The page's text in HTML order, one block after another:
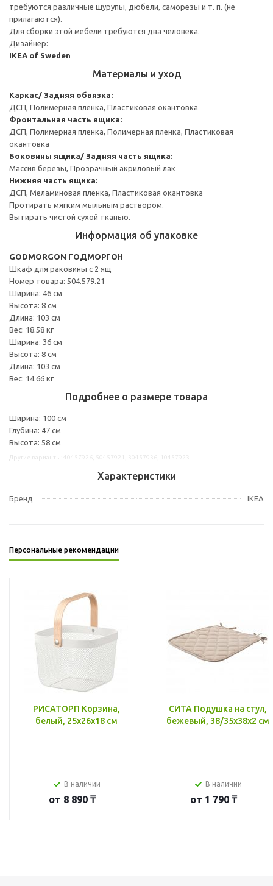
требуются различные шурупы, дюбели, саморезы и т. п. (не
прилагаются).
Для сборки этой мебели требуются два человека.
Дизайнер:
IKEA of Sweden
Материалы и уход
Каркас/ Задняя обвязка:
ДСП, Полимерная пленка, Пластиковая окантовка
Фронтальная часть ящика:
ДСП, Полимерная пленка, Полимерная пленка, Пластиковая
окантовка
Боковины ящика/ Задняя часть ящика:
Массив березы, Прозрачный акриловый лак
Нижняя часть ящика:
ДСП, Меламиновая пленка, Пластиковая окантовка
Протирать мягким мыльным раствором.
Вытирать чистой сухой тканью.
Информация об упаковке
GODMORGON ГОДМОРГОН
Шкаф для раковины с 2 ящ
Номер товара: 504.579.21
Ширина: 46 см
Высота: 8 см
Длина: 103 см
Вес: 18.58 кг
Ширина: 36 см
Высота: 8 см
Длина: 103 см
Вес: 14.66 кг
Подробнее о размере товара
Ширина: 100 см
Глубина: 47 см
Высота: 58 см
Характеристики
Бренд IKEA
Персональные рекомендации
РИСАТОРП Корзина,
белый, 25x26x18 см
В наличии
от 8 890 ₸
СИТА Подушка на стул,
бежевый, 38/35x38x2 см
В наличии
от 1 790 ₸